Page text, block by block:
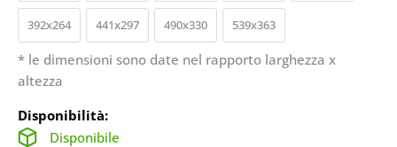
392x264 441x297 490x330 539x363
* le dimensioni sono date nel rapporto larghezza x
altezza
Disponibilità:
Disponibile